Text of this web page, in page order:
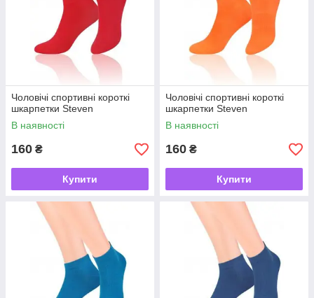
Чоловічі спортивні короткі
шкарпетки Steven
В наявності
160 ₴
Купити
Чоловічі спортивні короткі
шкарпетки Steven
В наявності
160 ₴
Купити